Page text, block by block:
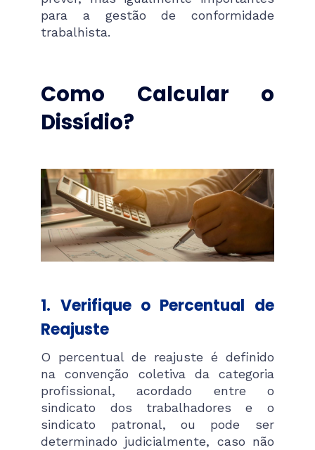
para a gestão de conformidade
trabalhista.
Como Calcular o
Dissídio?
1. Verifique o Percentual de
Reajuste
O percentual de reajuste é definido
na convenção coletiva da categoria
profissional, acordado entre o
sindicato dos trabalhadores e o
sindicato patronal, ou pode ser
determinado judicialmente, caso não